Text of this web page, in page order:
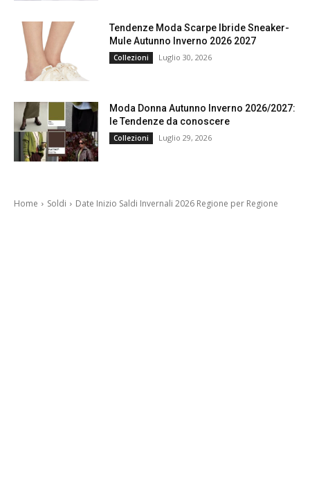
Tendenze Moda Scarpe Ibride Sneaker-
Mule Autunno Inverno 2026 2027
Collezioni Luglio 30, 2026
Moda Donna Autunno Inverno 2026/2027:
le Tendenze da conoscere
Collezioni Luglio 29, 2026